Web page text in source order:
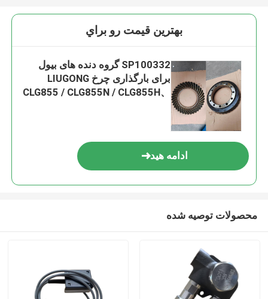
بهترين قيمت رو براي
SP100332 گروه دنده های بیول
برای بارگذاری چرخ LIUGONG
CLG855 / CLG855N / CLG855H、
ادامه هید
محصولات توصیه شده